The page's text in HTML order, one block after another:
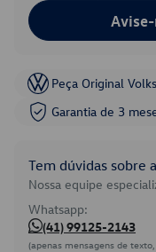
Peça Original
Garantia de 3
Tem dúvidas sobre
Nossa equipe
Whatsapp:
(41) 99125-2143
(apenas mensagens de